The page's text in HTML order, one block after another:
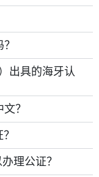
出具的海牙认
？
理公证？